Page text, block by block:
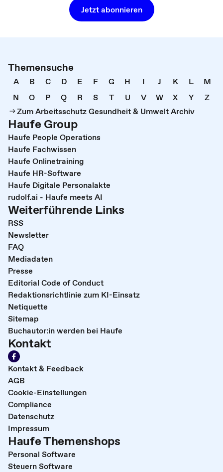
Jetzt abonnieren
Themensuche
A B C D E F G H I J K L
M
N
O P Q R S T U V W X Y
Z
Zum Arbeitsschutz Gesundheit & Umwelt Archiv
Haufe Group
Haufe People Operations
Haufe Fachwissen
Haufe Onlinetraining
Haufe HR-Software
Haufe Digitale Personalakte
rudolf.ai - Haufe meets AI
Weiterführende Links
RSS
Newsletter
FAQ
Mediadaten
Presse
Editorial Code of Conduct
Redaktionsrichtlinie zum KI-Einsatz
Netiquette
Sitemap
Buchautor:in werden bei Haufe
Kontakt
Kontakt & Feedback
AGB
Cookie-Einstellungen
Compliance
Datenschutz
Impressum
Haufe Themenshops
Personal Software
Steuern Software